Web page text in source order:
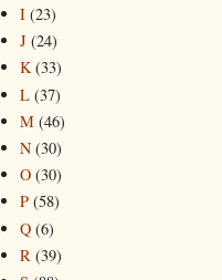
I (23)
J (24)
K (33)
L (37)
M (46)
N (30)
O (30)
P (58)
Q (6)
R (39)